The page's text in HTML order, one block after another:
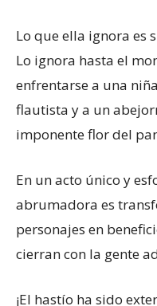
Lo que ella ignora es
Lo ignora hasta el
enfrentarse a una
flautista y a un
imponente flor del
En un acto único y
abrumadora es
personajes en
cierran con la gente
¡El hastío ha sido